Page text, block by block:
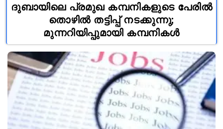
ദുബായിലെ പ്രമുഖ കമ്പനികളുടെ പേരിൽ
തൊഴിൽ തട്ടിപ്പ് നടക്കുന്നു;
മുന്നറിയിപ്പുമായി കമ്പനികൾ